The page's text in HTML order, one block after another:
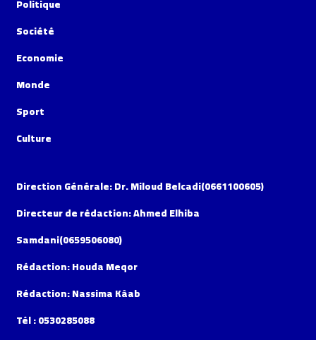
Politique
Société
Economie
Monde
Sport
Culture
Direction Générale: Dr. Miloud Belcadi(0661100605)
Directeur de rédaction: Ahmed Elhiba
Samdani(0659506080)
Rédaction: Houda Meqor
Rédaction: Nassima Kâab
Tél : 0530285088